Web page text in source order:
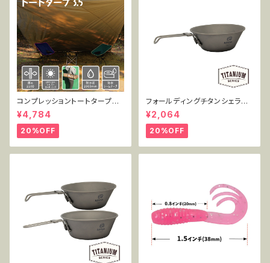
コンプレッショントートタープ3.
5 TT-CT-005
¥4,784
20%OFF
フォールディングチタンシェラカ
ップ 300ml単品 MT-FSC300
¥2,064
20%OFF